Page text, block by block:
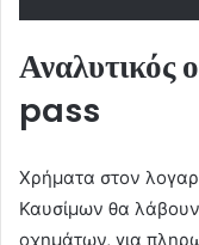
Αναλυτικός
pass
Χρήματα στον
Καυσίμων θα λάβουν
οχημάτων, για